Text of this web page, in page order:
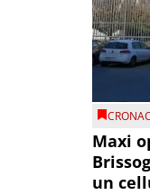
Maxi
un